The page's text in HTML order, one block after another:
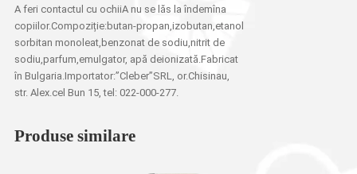
A feri contactul cu ochiiA nu se lăs la îndemîna
copiilor.Compoziție:butan-propan,izobutan,etanol
sorbitan monoleat,benzonat de sodiu,nitrit de
sodiu,parfum,emulgator, apă deionizată.Fabricat
în Bulgaria.Importator:”Cleber”SRL, or.Chisinau,
str. Alex.cel Bun 15, tel: 022-000-277.
Produse similare